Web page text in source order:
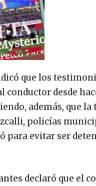
que los
desde
además, que la
policías
para evitar ser
declaró que el